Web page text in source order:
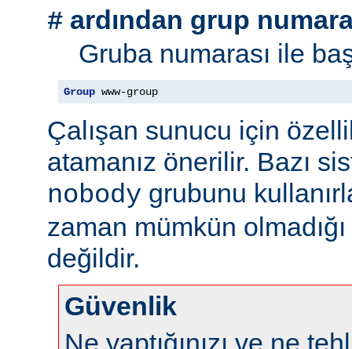
# ardından grup
Gruba numarası ile
Group www-group
Çalışan sunucu için
atamanız önerilir. Bazı
nobody grubunu
zaman mümkün
değildir.
Güvenlik
Ne yaptığınızı ve ne